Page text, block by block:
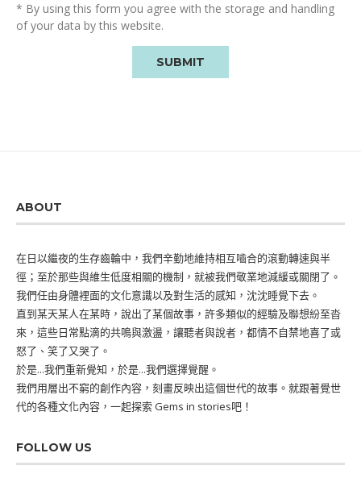
* By using this form you agree with the storage and handling
of your data by this website.
ABOUT
在日以繼夜的生存齒輪中，我們辛勤地維持相互嚙合的滾動轉速與半
徑；至於那些與維生低度相關的機制，就被我們敬業地減緩或關閉了。
我們任由身體裡面的文化意識以及對生活的感知，沈沈睡覺下去。
直到某天某人在某時，說出了某個故事，許多類似的經驗及聯想紛至沓
來，這些日常點滴的共鳴與激盪，讓聽者與說者，都情不自禁地喜了或
怒了、笑了又哭了。
於是...我們重新覺知，於是...我們選擇覺醒。
我們用層出不窮的創作內容，刻畫反映出這個世代的故事。就跟著覺世
代的各種文化內容，一起探索 Gems in stories吧！
FOLLOW US